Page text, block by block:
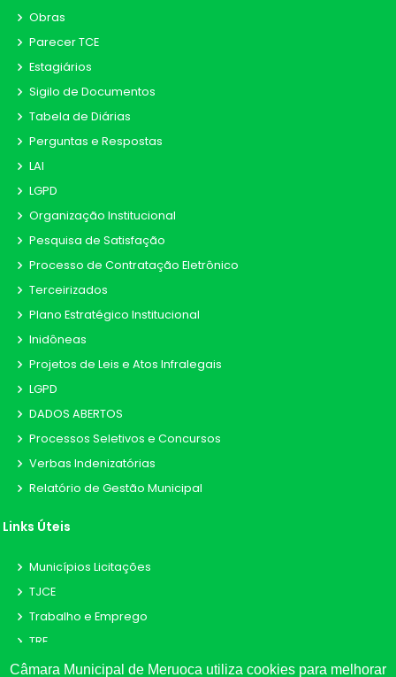
Obras
Parecer TCE
Estagiários
Sigilo de Documentos
Tabela de Diárias
Perguntas e Respostas
LAI
LGPD
Organização Institucional
Pesquisa de Satisfação
Processo de Contratação Eletrônico
Terceirizados
Plano Estratégico Institucional
Inidôneas
Projetos de Leis e Atos Infralegais
LGPD
DADOS ABERTOS
Processos Seletivos e Concursos
Verbas Indenizatórias
Relatório de Gestão Municipal
Links Úteis
Municípios Licitações
TJCE
Trabalho e Emprego
TRE
TCE
Câmara Municipal de Meruoca utiliza cookies para melhorar